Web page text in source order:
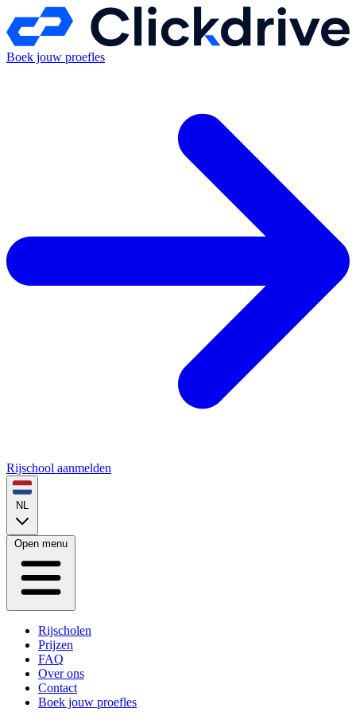
Boek jouw proefles
Rijschool aanmelden
NL
Open menu
Rijscholen
Prijzen
FAQ
Over ons
Contact
Boek jouw proefles